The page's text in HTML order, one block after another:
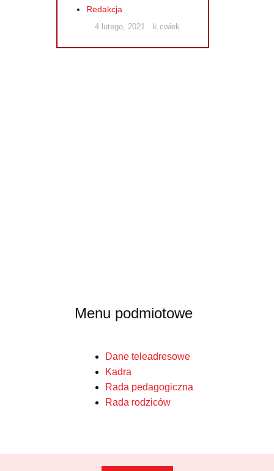
Redakcja
4 lutego, 2021 k.cwiek
Menu podmiotowe
Dane teleadresowe
Kadra
Rada pedagogiczna
Rada rodziców